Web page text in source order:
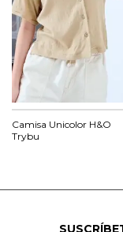
Camisa Unicolor H&O
Trybu